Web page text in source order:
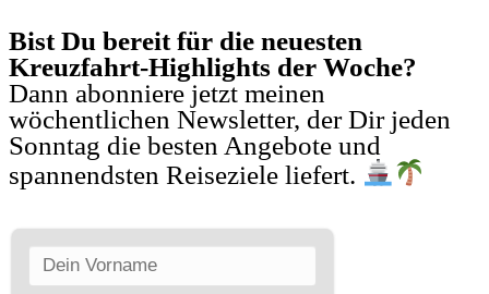
Bist Du bereit für die neuesten
Kreuzfahrt-Highlights der Woche?
Dann abonniere jetzt meinen
wöchentlichen Newsletter, der Dir jeden
Sonntag die besten Angebote und
spannendsten Reiseziele liefert.